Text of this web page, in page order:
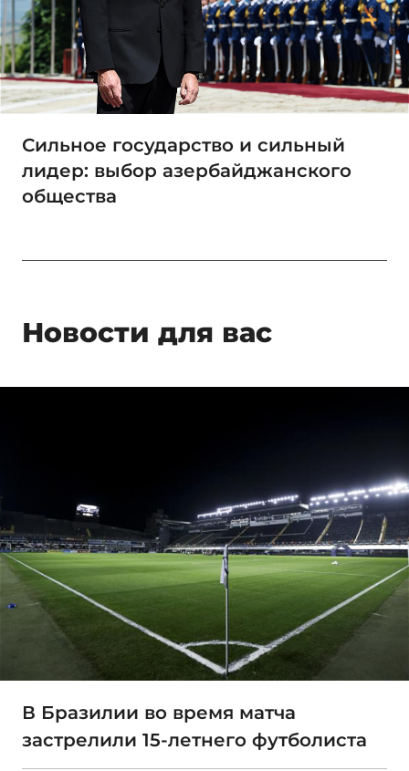
Сильное государство и сильный
лидер: выбор азербайджанского
общества
Новости для вас
В Бразилии во время матча
застрелили 15-летнего футболиста